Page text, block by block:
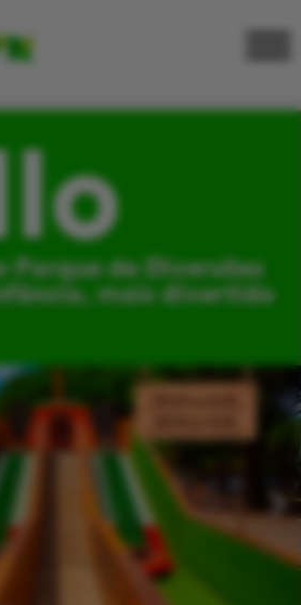
Parque de Diversões
mais divertido